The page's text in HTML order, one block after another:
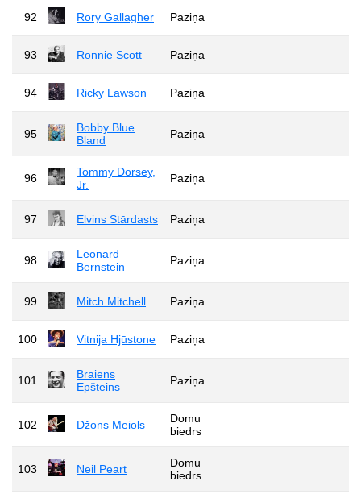
92 Rory Gallagher Paziņa
93 Ronnie Scott Paziņa
94 Ricky Lawson Paziņa
95
Bobby Blue
Bland
Paziņa
96
Tommy Dorsey,
Jr.
Paziņa
97 Elvins Stārdasts Paziņa
98
Leonard
Bernstein
Paziņa
99 Mitch Mitchell Paziņa
100 Vitnija Hjūstone Paziņa
101
Braiens
Epšteins
Paziņa
102 Džons Meiols
Domu
biedrs
103 Neil Peart
Domu
biedrs